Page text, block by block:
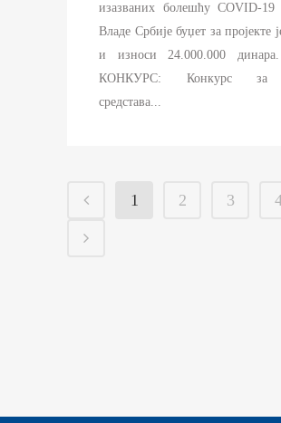
изазваних болешћу COVID-19
Владе Србије буџет за пројекте
и износи 24.000.000
КОНКУРС: Конкурс за
средстава...
1 2 3